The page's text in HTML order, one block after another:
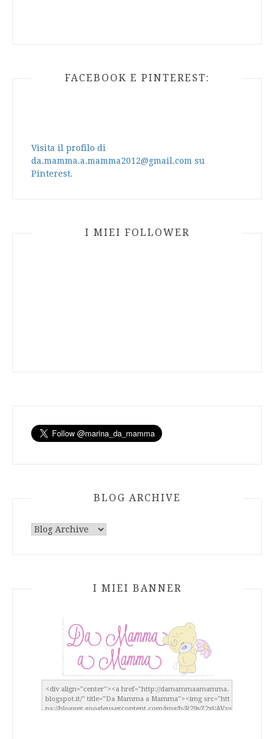
FACEBOOK E PINTEREST:
Visita il profilo di
da.mamma.a.mamma2012@gmail.com su
Pinterest.
I MIEI FOLLOWER
BLOG ARCHIVE
I MIEI BANNER